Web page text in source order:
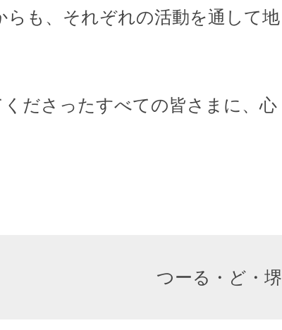
も、それぞれの活動を通して地
ださったすべての皆さまに、心
つーる・ど・堺